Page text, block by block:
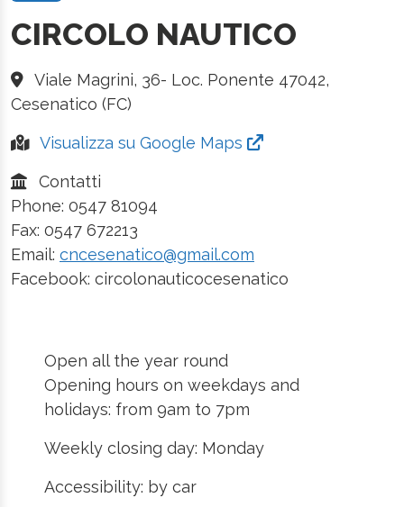
CIRCOLO NAUTICO
Viale Magrini, 36- Loc. Ponente 47042,
Cesenatico (FC)
Visualizza su Google Maps
Contatti
Phone: 0547 81094
Fax: 0547 672213
Email: cncesenatico@gmail.com
Facebook: circolonauticocesenatico
Open all the year round
Opening hours on weekdays and
holidays: from 9am to 7pm
Weekly closing day: Monday
Accessibility: by car